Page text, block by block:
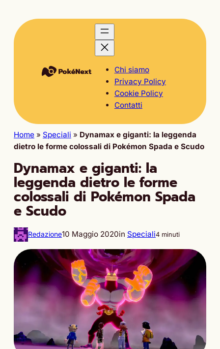
Chi siamo
Privacy Policy
Cookie Policy
Contatti
Home » Speciali » Dynamax e giganti: la leggenda
dietro le forme colossali di Pokémon Spada e Scudo
Dynamax e giganti: la
leggenda dietro le forme
colossali di Pokémon Spada
e Scudo
Redazione10 Maggio 2020in Speciali4 minuti